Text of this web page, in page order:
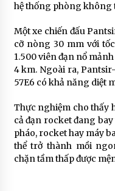
hệ thống phòng không
Một xe chiến đấu
cỡ nòng 30 mm với
1.500 viên đạn nổ
4 km. Ngoài ra,
57E6 có khả năng diệt
Thực nghiệm cho thấy
cả đạn rocket đang
pháo, rocket hay máy
thể trở thành mồi
chặn tầm thấp được